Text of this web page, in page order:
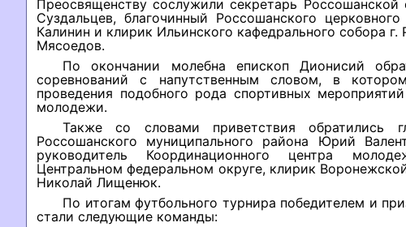
Преосвященству сослужили секретарь
Суздальцев, благочинный Россошанского
Калинин и клирик Ильинского кафедрального собора
Мясоедов.
По окончании молебна епископ Дионисий
соревнований с напутственным словом, в
проведения подобного рода спортивных
молодежи.
Также со словами приветствия обратились
Россошанского муниципального района Юрий
руководитель Координационного центра
Центральном федеральном округе, клирик
Николай Лищенюк.
По итогам футбольного турнира победителем и
стали следующие команды: